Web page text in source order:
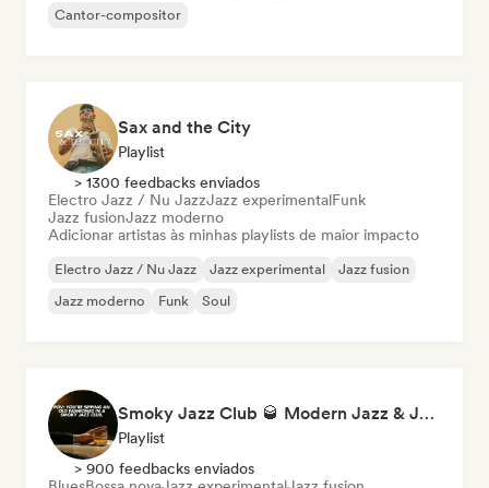
Cantor-compositor
Sax and the City
Playlist
> 1300 feedbacks enviados
Electro Jazz / Nu JazzJazz experimentalFunk
Jazz fusionJazz moderno
Adicionar artistas às minhas playlists de maior impacto
Electro Jazz / Nu Jazz Jazz experimental
Jazz fusion
Jazz moderno
Funk Soul
Smoky Jazz Club 🥃 Modern Jazz & Jazz Fusion to Sip an Old Fashioned to
Playlist
> 900 feedbacks enviados